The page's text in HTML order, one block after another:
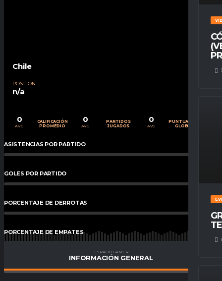
Chile
POSITION
n/a
0
AVG
CALIFICACIÓN
PROMEDIO
0
AVG
PARTIDOS
JUGADOS
0
AVG
PUNTUACIÓN
GLOBAL
ASISTENCIAS POR PARTIDO
GOLES POR PARTIDO
PORCENTAJE DE DERROTAS 0%
PORCENTAJE DE EMPATES
PORCENTAJE DE VICTORIAS
ESPACIO GAMER
INFORMACIÓN GENERAL